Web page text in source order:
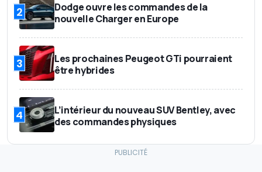
2
Dodge ouvre les commandes de la
nouvelle Charger en Europe
3
Les prochaines Peugeot GTi pourraient
être hybrides
4
L’intérieur du nouveau SUV Bentley, avec
des commandes physiques